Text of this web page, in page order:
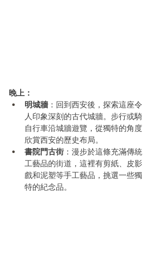
晚上：
明城牆 ：回到西安後，探索這座令
人印象深刻的古代城牆。步行或騎
自行車沿城牆遊覽，從獨特的角度
欣賞西安的歷史布局。
書院門古街：漫步於這條充滿傳統
工藝品的街道，這裡有剪紙、皮影
戲和泥塑等手工藝品，挑選一些獨
特的紀念品。